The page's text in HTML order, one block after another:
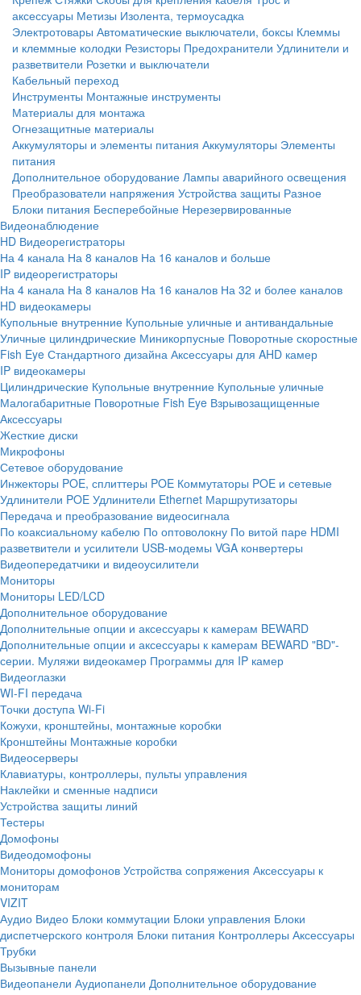
аксессуары Метизы Изолента, термоусадка
Электротовары Автоматические выключатели, боксы Клеммы
и клеммные колодки Резисторы Предохранители Удлинители и
разветвители Розетки и выключатели
Кабельный переход
Инструменты Монтажные инструменты
Материалы для монтажа
Огнезащитные материалы
Аккумуляторы и элементы питания Аккумуляторы Элементы
питания
Дополнительное оборудование Лампы аварийного освещения
Преобразователи напряжения Устройства защиты Разное
Блоки питания Бесперебойные Нерезервированные
Видеонаблюдение
HD Видеорегистраторы
На 4 канала На 8 каналов На 16 каналов и больше
IP видеорегистраторы
На 4 канала На 8 каналов На 16 каналов На 32 и более каналов
HD видеокамеры
Купольные внутренние Купольные уличные и антивандальные
Уличные цилиндрические Миникорпусные Поворотные скоростные
Fish Eye Стандартного дизайна Аксессуары для AHD камер
IP видеокамеры
Цилиндрические Купольные внутренние Купольные уличные
Малогабаритные Поворотные Fish Eye Взрывозащищенные
Аксессуары
Жесткие диски
Микрофоны
Сетевое оборудование
Инжекторы POE, сплиттеры POE Коммутаторы POE и сетевые
Удлинители POE Удлинители Ethernet Маршрутизаторы
Передача и преобразование видеосигнала
По коаксиальному кабелю По оптоволокну По витой паре HDMI
разветвители и усилители USB-модемы VGA конвертеры
Видеопередатчики и видеоусилители
Мониторы
Мониторы LED/LCD
Дополнительное оборудование
Дополнительные опции и аксессуары к камерам BEWARD
Дополнительные опции и аксессуары к камерам BEWARD "BD"-
серии. Муляжи видеокамер Программы для IP камер
Видеоглазки
WI-FI передача
Точки доступа Wi-Fi
Кожухи, кронштейны, монтажные коробки
Кронштейны Монтажные коробки
Видеосерверы
Клавиатуры, контроллеры, пульты управления
Наклейки и сменные надписи
Устройства защиты линий
Тестеры
Домофоны
Видеодомофоны
Мониторы домофонов Устройства сопряжения Аксессуары к
мониторам
VIZIT
Аудио Видео Блоки коммутации Блоки управления Блоки
диспетчерского контроля Блоки питания Контроллеры Аксессуары
Трубки
Вызывные панели
Видеопанели Аудиопанели Дополнительное оборудование